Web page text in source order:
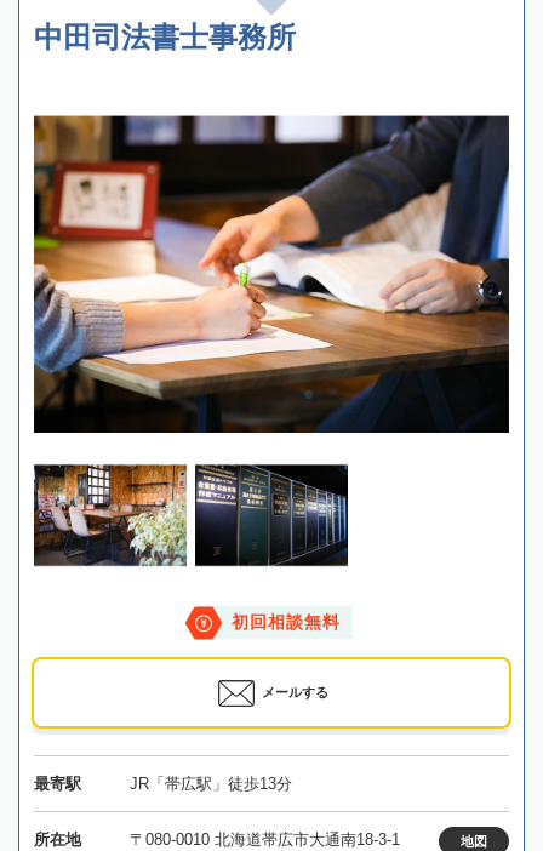
中田司法書士事務所
初回相談無料
メールする
最寄駅 JR「帯広駅」徒歩13分
所在地 〒080-0010 北海道帯広市大通南18-3-1 地図